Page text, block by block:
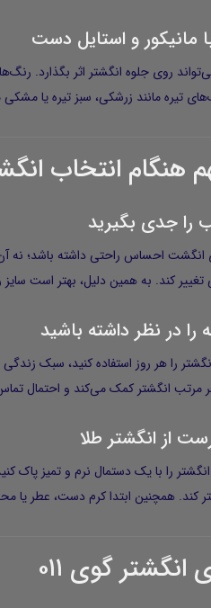
مانیکور و استایل دست
روی جلوه انگشتر اثر بگذارد.
تیره مانند زرشکی، سبز تیره یا مشکی
هنگام انتخاب
را جدی بگیرید
انگشت احساس راحتی داشته باشد؛ نه
کند. به همین دلیل، بهتر است سایز
را در نظر داشته باشید
را هر روز استفاده کنید، سبک
مرتب انگشتر کمک می‌کند و احتمال
از انگشتر طلا
را با یک دستمال نرم و تمیز پاک
همچنین ابتدا کرم دست، عطر یا
گوی ۰۱۱